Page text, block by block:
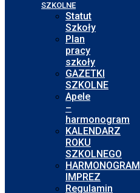
SZKOLNE
Statut
Szkoły
Plan
pracy
szkoły
GAZETKI
SZKOLNE
Apele
–
harmonogram
KALENDARZ
ROKU
SZKOLNEGO
HARMONOGRAM
IMPREZ
Regulamin